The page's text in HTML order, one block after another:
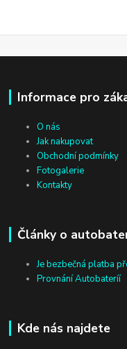
Informace pro
O nás
Jak nakupovat
Obchodní podmínky
Fotogalerie
Kontakty
Články o
Je bezbečná platba
Provnání Autobateríí
Kde nás najdete